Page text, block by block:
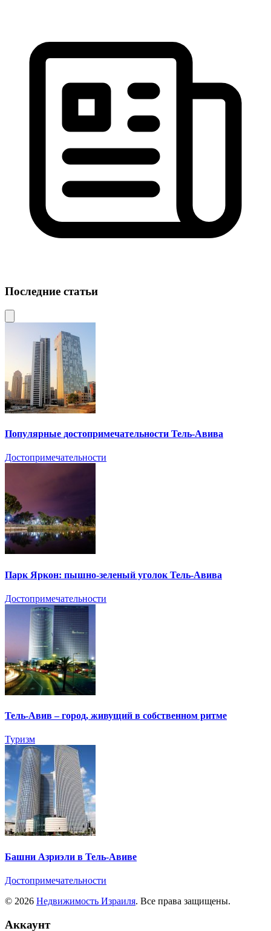
Последние статьи
Популярные достопримечательности Тель-Авива
Достопримечательности
Парк Яркон: пышно-зеленый уголок Тель-Авива
Достопримечательности
Тель-Авив – город, живущий в собственном ритме
Туризм
Башни Азриэли в Тель-Авиве
Достопримечательности
© 2026 Недвижимость Израиля. Все права защищены.
Аккаунт